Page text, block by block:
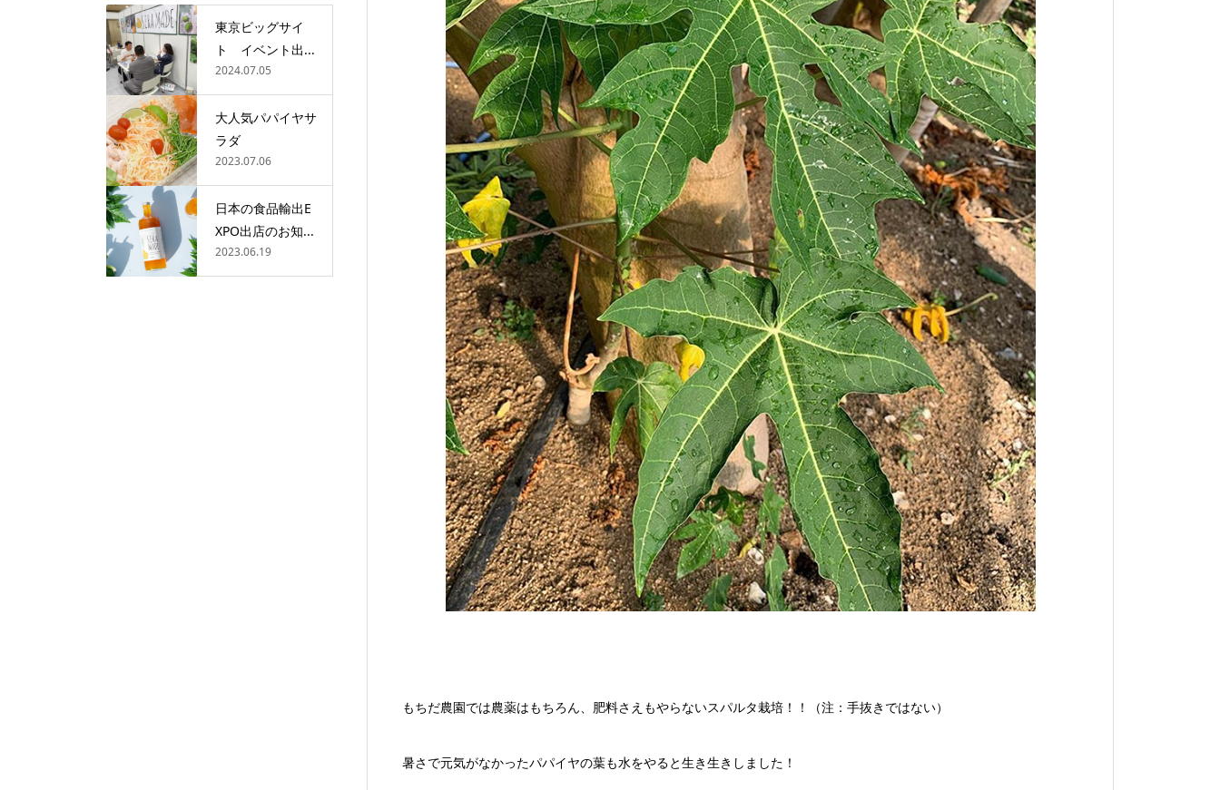
もちだ農園では農薬はもちろん、肥料さえもやらないスパルタ栽培！！（注：手抜きではない）
暑さで元気がなかったパパイヤの葉も水をやると生き生きしました！
東京ビッグサイ
ト イベント出...
2024.07.05
大人気パパイヤサ
ラダ
2023.07.06
日本の食品輸出E
XPO出店のお知...
2023.06.19